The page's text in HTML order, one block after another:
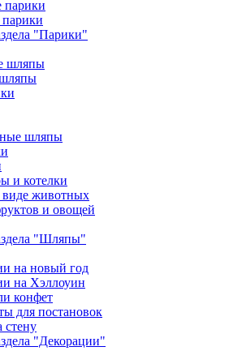
"Парики"
шляпы
шляпы
и котелки
животных
и овощей
"Шляпы"
на новый год
на Хэллоуин
конфет
для постановок
стену
"Декорации"